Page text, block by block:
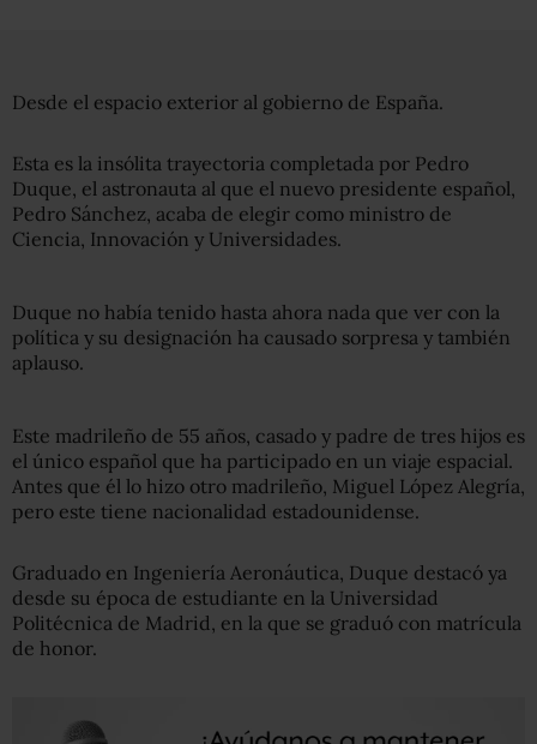
Desde el espacio exterior al gobierno de España.
Esta es la insólita trayectoria completada por Pedro
Duque, el astronauta al que el nuevo presidente español,
Pedro Sánchez, acaba de elegir como ministro de
Ciencia, Innovación y Universidades.
Duque no había tenido hasta ahora nada que ver con la
política y su designación ha causado sorpresa y también
aplauso.
Este madrileño de 55 años, casado y padre de tres hijos es
el único español que ha participado en un viaje espacial.
Antes que él lo hizo otro madrileño, Miguel López Alegría,
pero este tiene nacionalidad estadounidense.
Graduado en Ingeniería Aeronáutica, Duque destacó ya
desde su época de estudiante en la Universidad
Politécnica de Madrid, en la que se graduó con matrícula
de honor.